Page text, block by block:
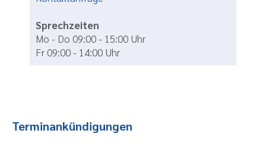
Sprechzeiten
Mo - Do 09:00 - 15:00 Uhr
Fr 09:00 - 14:00 Uhr
Terminankündigungen